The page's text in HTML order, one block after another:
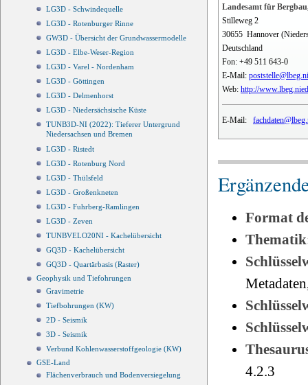
LG3D - Schwindequelle
LG3D - Rotenburger Rinne
GW3D - Übersicht der Grundwassermodelle
LG3D - Elbe-Weser-Region
LG3D - Varel - Nordenham
LG3D - Göttingen
LG3D - Delmenhorst
LG3D - Niedersächsische Küste
TUNB3D-NI (2022): Tieferer Untergrund
Niedersachsen und Bremen
LG3D - Ristedt
LG3D - Rotenburg Nord
LG3D - Thülsfeld
LG3D - Großenkneten
LG3D - Fuhrberg-Ramlingen
LG3D - Zeven
TUNBVELO20NI - Kachelübersicht
GQ3D - Kachelübersicht
GQ3D - Quartärbasis (Raster)
Geophysik und Tiefohrungen
Gravimetrie
Tiefbohrungen (KW)
2D - Seismik
3D - Seismik
Verbund Kohlenwasserstoffgeologie (KW)
GSE-Land
Flächenverbrauch und Bodenversiegelung
Landesamt für
Stilleweg 2
30655 Hannover
Deutschland
Fon: +49 511 643-0
E-Mail:
Web: http://
E-Mail:
Format
4.2.3